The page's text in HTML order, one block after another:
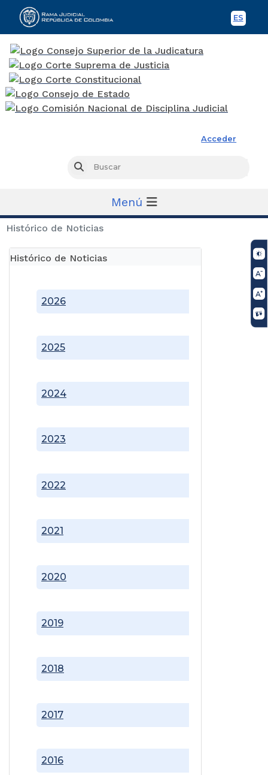
ES
Acceder
Buscar
Menú
Histórico de Noticias
Histórico de Noticias
2016
2017
2018
2019
2020
2021
2022
2023
2024
2025
2026